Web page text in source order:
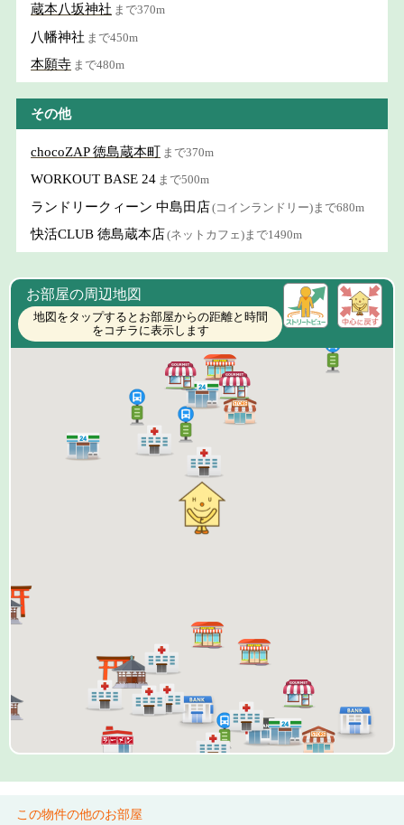
蔵本八坂神社 まで370m
八幡神社 まで450m
本願寺 まで480m
その他
chocoZAP 徳島蔵本町 まで370m
WORKOUT BASE 24 まで500m
ランドリークィーン 中島田店(コインランドリー)まで680m
快活CLUB 徳島蔵本店(ネットカフェ)まで1490m
お部屋の周辺地図
地図をタップするとお部屋からの距離と時間
をコチラに表示します
この物件の他のお部屋